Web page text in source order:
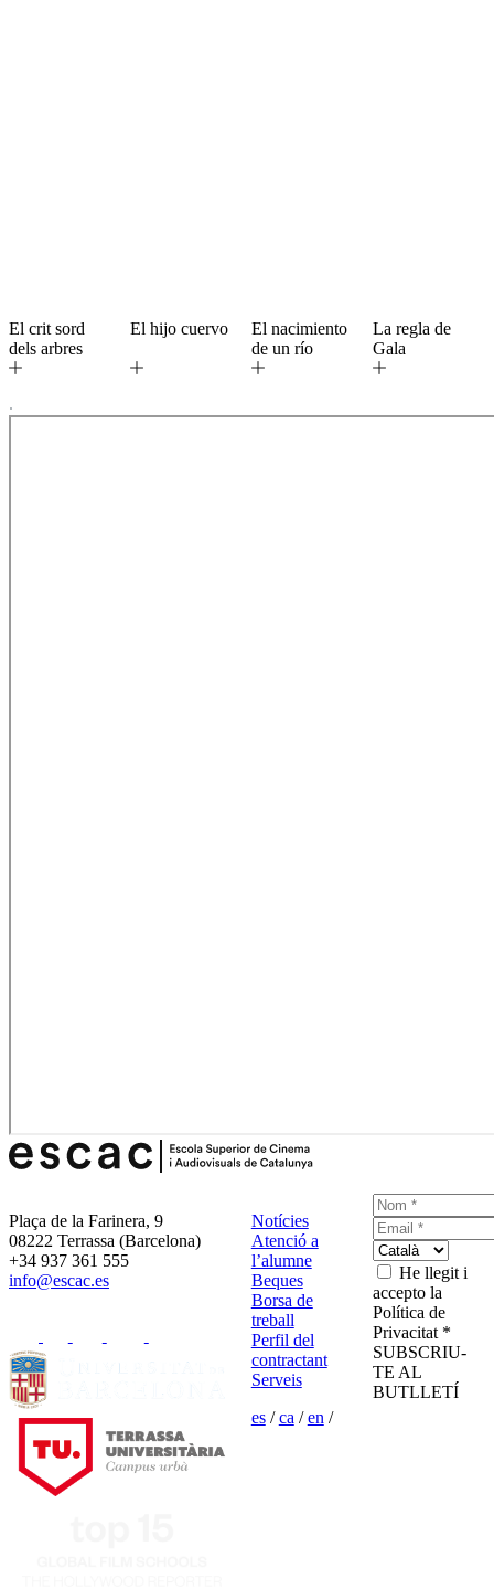
El crit sord
dels arbres
El hijo cuervo
El nacimiento
de un río
La regla de
Gala
Plaça de la Farinera, 9
08222 Terrassa (Barcelona)
+34 937 361 555
info@escac.es
Notícies
Atenció a
l’alumne
Beques
Borsa de
treball
Perfil del
contractant
Serveis
es/ca /en /
He llegit i
accepto la
Política de
Privacitat *
SUBSCRIU-
TE AL
BUTLLETÍ